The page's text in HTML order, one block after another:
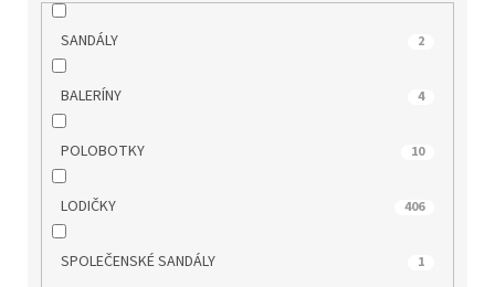
SANDÁLY 2
BALERÍNY 4
POLOBOTKY 10
LODIČKY 406
SPOLEČENSKÉ SANDÁLY 1